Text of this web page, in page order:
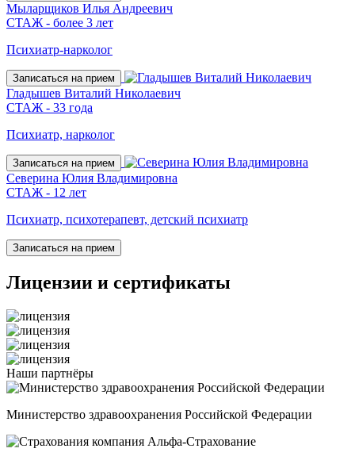
Мыларщиков Илья Андреевич
СТАЖ - более 3 лет
Психиатр-нарколог
Записаться на прием
Гладышев Виталий Николаевич
СТАЖ - 33 года
Психиатр, нарколог
Записаться на прием
Северина Юлия Владимировна
СТАЖ - 12 лет
Психиатр, психотерапевт, детский психиатр
Записаться на прием
Лицензии и сертификаты
Наши партнёры
Министерство здравоохранения Российской Федерации